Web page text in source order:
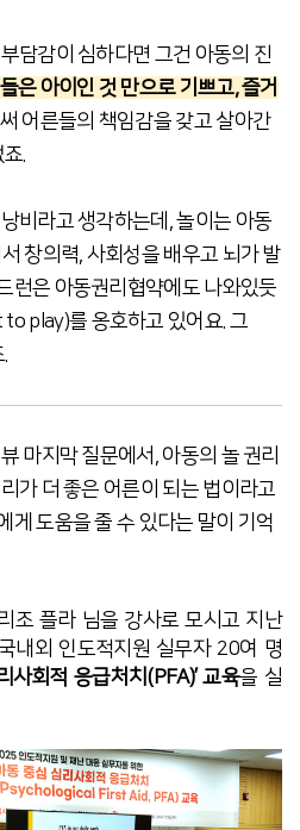
담감이 심하다면 그건 아동의 진
은 아이인 것 만으로 기쁘고, 즐거
어른들의 책임감을 갖고 살아간
.
비라고 생각하는데, 놀이는 아동
창의력, 사회성을 배우고 뇌가 발
런은 아동권리협약에도 나와있듯
play)를 옹호하고 있어요. 그
마지막 질문에서, 아동의 놀 권리
가 더 좋은 어른이 되는 법이라고
게 도움을 줄 수 있다는 말이 기억
조 플라 님을 강사로 모시고 지난
내외 인도적지원 실무자 20여 명
사회적 응급처치(PFA)’ 교육을 실